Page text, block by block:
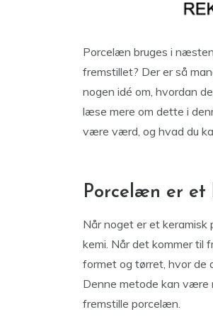
Porcelæn bruges i
fremstillet? Der er så
nogen idé om, hvordan
læse mere om dette i
være værd, og hvad du
Porcelæn er et
Når noget er et
kemi. Når det kommer til
formet og tørret, hvor de
Denne metode kan være
fremstille porcelæn.